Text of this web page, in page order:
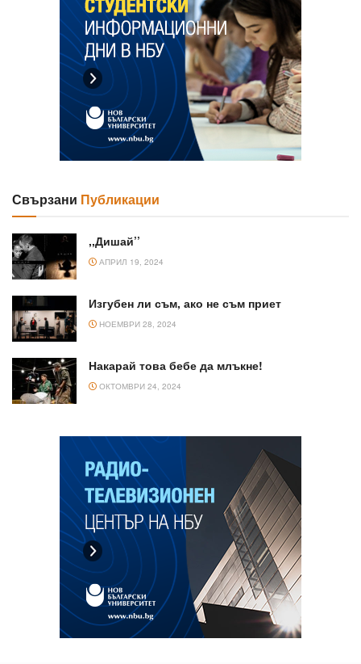
Свързани Публикации
,,Дишай’’
АПРИЛ 19, 2024
Изгубен ли съм, ако не съм приет
НОЕМВРИ 28, 2024
Накарай това бебе да млъкне!
ОКТОМВРИ 24, 2024